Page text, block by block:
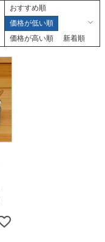
おすすめ順
価格が低い順
価格が高い順
新着順